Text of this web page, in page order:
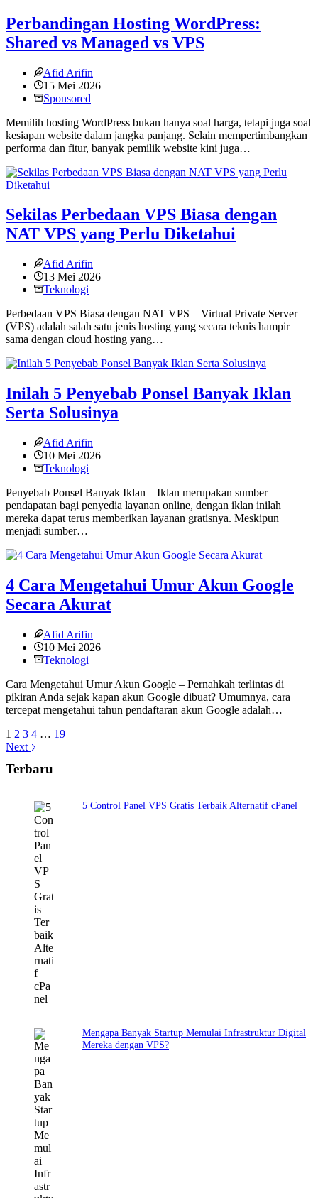
Perbandingan Hosting WordPress:
Shared vs Managed vs VPS
Afid Arifin
15 Mei 2026
Sponsored
Memilih hosting WordPress bukan hanya soal harga, tetapi juga soal
kesiapan website dalam jangka panjang. Selain mempertimbangkan
performa dan fitur, banyak pemilik website kini juga…
Sekilas Perbedaan VPS Biasa dengan
NAT VPS yang Perlu Diketahui
Afid Arifin
13 Mei 2026
Teknologi
Perbedaan VPS Biasa dengan NAT VPS – Virtual Private Server
(VPS) adalah salah satu jenis hosting yang secara teknis hampir
sama dengan cloud hosting yang…
Inilah 5 Penyebab Ponsel Banyak Iklan
Serta Solusinya
Afid Arifin
10 Mei 2026
Teknologi
Penyebab Ponsel Banyak Iklan – Iklan merupakan sumber
pendapatan bagi penyedia layanan online, dengan iklan inilah
mereka dapat terus memberikan layanan gratisnya. Meskipun
menjadi sumber…
4 Cara Mengetahui Umur Akun Google
Secara Akurat
Afid Arifin
10 Mei 2026
Teknologi
Cara Mengetahui Umur Akun Google – Pernahkah terlintas di
pikiran Anda sejak kapan akun Google dibuat? Umumnya, cara
tercepat mengetahui tahun pendaftaran akun Google adalah…
1 2 3 4 … 19
Next
Terbaru
5 Control Panel VPS Gratis Terbaik Alternatif cPanel
Mengapa Banyak Startup Memulai Infrastruktur Digital
Mereka dengan VPS?